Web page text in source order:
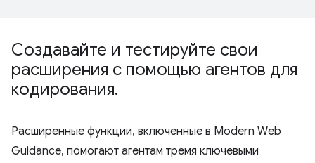
Создавайте и тестируйте свои
расширения с помощью агентов для
кодирования.
Расширенные функции, включенные в Modern Web
Guidance, помогают агентам тремя ключевыми